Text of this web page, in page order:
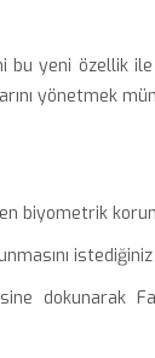
bu yeni özellik
yönetmek
biyometrik
dokunarak